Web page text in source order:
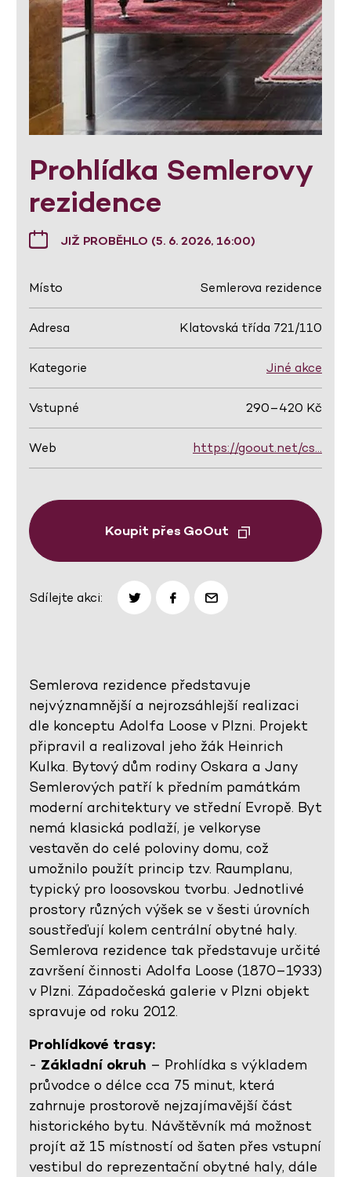
Prohlídka Semlerovy
rezidence
JIŽ PROBĚHLO (5. 6. 2026, 16:00)
Místo Semlerova rezidence
Adresa Klatovská třída 721/110
Kategorie Jiné akce
Vstupné 290–420 Kč
Web https://goout.net/cs…
Koupit přes GoOut
Sdílejte akci:
Semlerova rezidence představuje
nejvýznamnější a nejrozsáhlejší realizaci
dle konceptu Adolfa Loose v Plzni. Projekt
připravil a realizoval jeho žák Heinrich
Kulka. Bytový dům rodiny Oskara a Jany
Semlerových patří k předním památkám
moderní architektury ve střední Evropě. Byt
nemá klasická podlaží, je velkoryse
vestavěn do celé poloviny domu, což
umožnilo použít princip tzv. Raumplanu,
typický pro loosovskou tvorbu. Jednotlivé
prostory různých výšek se v šesti úrovních
soustřeďují kolem centrální obytné haly.
Semlerova rezidence tak představuje určité
završení činnosti Adolfa Loose (1870–1933)
v Plzni. Západočeská galerie v Plzni objekt
spravuje od roku 2012.
Prohlídkové trasy:
- Základní okruh – Prohlídka s výkladem
průvodce o délce cca 75 minut, která
zahrnuje prostorově nejzajímavější část
historického bytu. Návštěvník má možnost
projít až 15 místností od šaten přes vstupní
vestibul do reprezentační obytné haly, dále